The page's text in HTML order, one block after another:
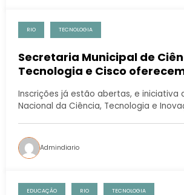
RIO TECNOLOGIA
Secretaria Municipal de
Tecnologia e Cisco
Inscrições já estão abertas, e iniciativa
Nacional da Ciência, Tecnologia e
Admindiario
EDUCAÇÃO RIO TECNOLOGIA